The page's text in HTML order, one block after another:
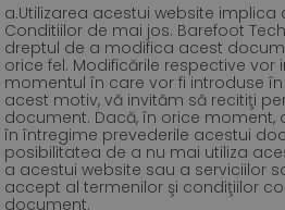
a.Utilizarea acestui website
Conditiilor de mai jos. Barefoot
dreptul de a modifica acest
orice fel. Modificările respective vor
momentul în care vor fi introduse
acest motiv, vă invităm să recitiţi
document. Dacă, în orice
în întregime prevederile acestui
posibilitatea de a nu mai utiliza
a acestui website sau a serviciilor
accept al termenilor şi condiţiilor
document.